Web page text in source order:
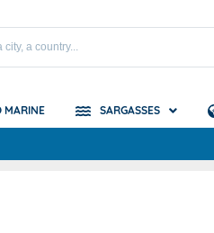
MARINE SARGASSES